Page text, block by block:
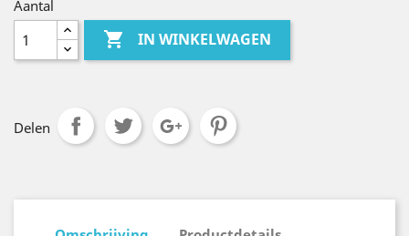
Aantal
 IN WINKELWAGEN
Delen